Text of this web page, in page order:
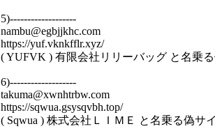
5)-------------------
nambu@egbjjkhc.com
https://yuf.vknkfflr.xyz/
( YUFVK ) 有限会社リリーバッグ と名乗る
6)-------------------
takuma@xwnhtrbw.com
https://sqwua.gsysqvbh.top/
( Sqwua ) 株式会社ＬＩＭＥ と名乗る偽サ